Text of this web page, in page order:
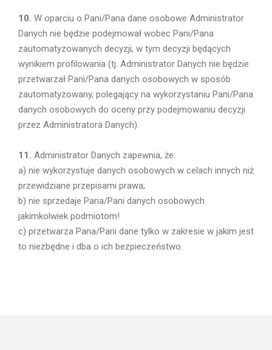
10. W oparciu o Pani/Pana dane osobowe Administrator
Danych nie będzie podejmował wobec Pani/Pana
zautomatyzowanych decyzji, w tym decyzji będących
wynikiem profilowania (tj. Administrator Danych nie będzie
przetwarzał Pani/Pana danych osobowych w sposób
zautomatyzowany, polegający na wykorzystaniu Pani/Pana
danych osobowych do oceny przy podejmowaniu decyzji
przez Administratora Danych).
11. Administrator Danych zapewnia, że:
a) nie wykorzystuje danych osobowych w celach innych niż
przewidziane przepisami prawa;
b) nie sprzedaje Pana/Pani danych osobowych
jakimkolwiek podmiotom!
c) przetwarza Pana/Pani dane tylko w zakresie w jakim jest
to niezbędne i dba o ich bezpieczeństwo.